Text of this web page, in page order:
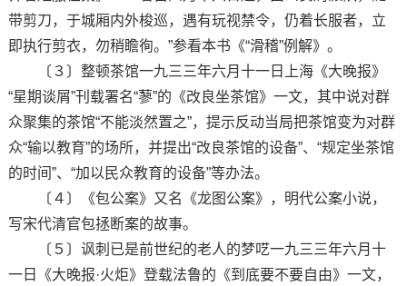
带剪刀，于城厢内外梭巡，遇有玩视禁令，仍着长服者，立
即执行剪衣，勿稍瞻徇。”参看本书《“滑稽”例解》。
〔３〕整顿茶馆一九三三年六月十一日上海《大晚报》
“星期谈屑”刊载署名“蓼”的《改良坐茶馆》一文，其中说对群
众聚集的茶馆“不能淡然置之”，提示反动当局把茶馆变为对群
众“输以教育”的场所，并提出“改良茶馆的设备”、“规定坐茶馆
的时间”、“加以民众教育的设备”等办法。
〔４〕《包公案》又名《龙图公案》，明代公案小说，
写宋代清官包拯断案的故事。
〔５〕讽刺已是前世纪的老人的梦呓一九三三年六月十
一日《大晚报·火炬》登载法鲁的《到底要不要自由》一文，